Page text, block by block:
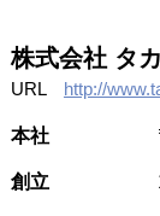
株式会社 タ
URL http://
本社
創立